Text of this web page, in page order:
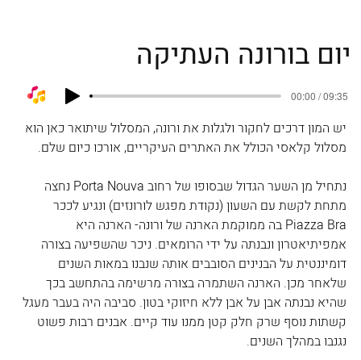
יש המון דרכים לחקור ולגלות את ורונה, המסלול שיתואר כאן הוא
מסלול קלאסי הכולל את האתרים העיקריים, אורכו כיום שלם.
נתחיל מן השער הגדול שבסופו של רחוב Porta Nouva נחצה
מתחת לקשת עם השעון (נקודת מפגש לורונזים) ונגיע לככר
Piazza Bra בה ממוקמת הארנה של ורונה- הארנה היא
אמפיתיאטרון ונבנתה על ידי הרומאים. ניכר שהשפיעה בצורה
דומיננטית על הבנינים הסובבים אותה שנבנו במאות השנים
שלאחר מכן. הארנה השתמרה בצורה מרשימה בהתחשב בכך
שהיא נבנתה אבן על אבן ללא חיזוקי בטון. סביבה היה בעבר מעגל
קשתות נוסף שרק חלק קטן ממנו עוד קיים. אבנים רבות פשוט
נגנבו במהלך השנים.